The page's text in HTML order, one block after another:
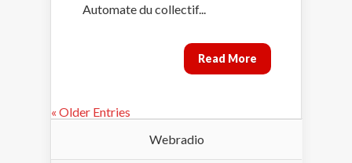
Automate du collectif...
Read More
« Older Entries
Webradio